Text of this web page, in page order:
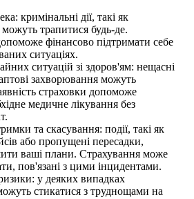
кримінальні дії, такі як
трапитися будь-де.
фінансово підтримати себе
ситуаціях.
ситуацій зі здоров'ям: нещасні
захворювання можуть
страховки допоможе
медичне лікування без
та скасування: події, такі як
або пропущені пересадки,
ваші плани. Страхування може
пов'язані з цими інцидентами.
у деяких випадках
стикатися з труднощами на